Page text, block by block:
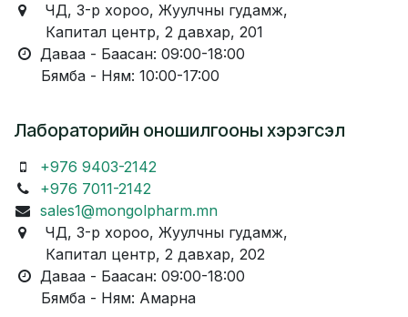
ЧД, 3-р хороо, Жуулчны гудамж,
Капитал центр, 2 давхар, 201
Даваа - Баасан: 09:00-18:00
Бямба - Ням: 10:00-17:00
Лабораторийн оношилгооны хэрэгсэл
+976 9403-2142
+976 7011-2142
sales1@mongolpharm.mn
ЧД, 3-р хороо, Жуулчны гудамж,
Капитал центр, 2 давхар, 202
Даваа - Баасан: 09:00-18:00
Бямба - Ням: Амарна